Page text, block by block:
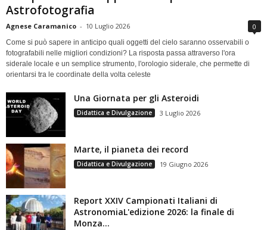
Astrofotografia
Agnese Caramanico - 10 Luglio 2026 0
Come si può sapere in anticipo quali oggetti del cielo saranno osservabili o
fotografabili nelle migliori condizioni? La risposta passa attraverso l'ora
siderale locale e un semplice strumento, l'orologio siderale, che permette di
orientarsi tra le coordinate della volta celeste
Una Giornata per gli Asteroidi
Didattica e Divulgazione 3 Luglio 2026
Marte, il pianeta dei record
Didattica e Divulgazione 19 Giugno 2026
Report XXIV Campionati Italiani di
AstronomiaL'edizione 2026: la finale di
Monza...